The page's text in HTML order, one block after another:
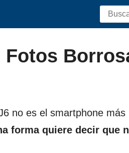
no es el smartphone
forma quiere decir que